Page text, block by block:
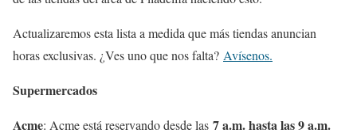
Actualizaremos esta lista a medida que más tiendas anuncian
horas exclusivas. ¿Ves uno que nos falta? Avísenos.
Supermercados
Acme: Acme está reservando desde las 7 a.m. hasta las 9 a.m.